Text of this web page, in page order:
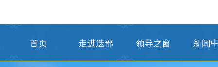
首页 走进迭部 领导之窗 新闻